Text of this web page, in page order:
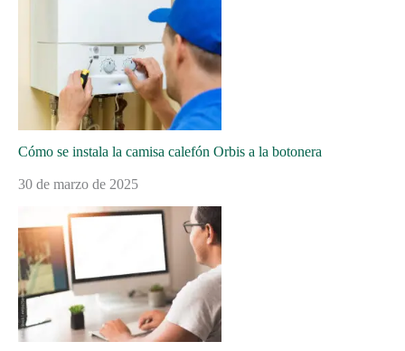
Cómo se instala la camisa calefón Orbis a la botonera
30 de marzo de 2025